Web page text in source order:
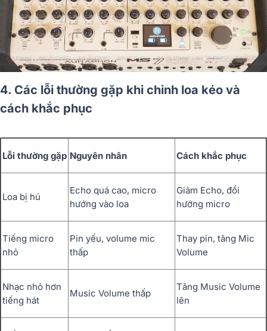
4. Các lỗi thường gặp khi chỉnh loa kéo và
cách khắc phục
Lỗi thường gặp Nguyên nhân Cách khắc phục
Loa bị hú
Echo quá cao, micro
hướng vào loa
Giảm Echo, đổi
hướng micro
Tiếng micro
nhỏ
Pin yếu, volume mic
thấp
Thay pin, tăng Mic
Volume
Nhạc nhỏ hơn
tiếng hát
Music Volume thấp
Tăng Music Volume
lên